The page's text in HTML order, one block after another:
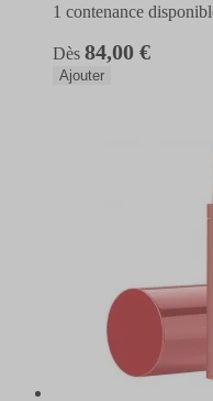
1 contenance
Dès 84,00 €
Ajouter